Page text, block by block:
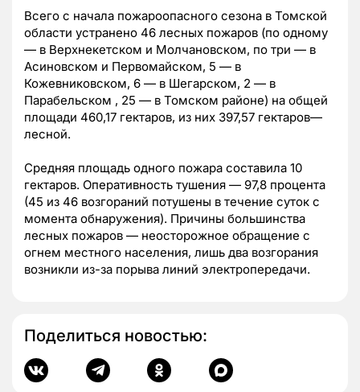
Всего с начала пожароопасного сезона в Томской
области устранено 46 лесных пожаров (по одному
— в Верхнекетском и Молчановском, по три — в
Асиновском и Первомайском, 5 — в
Кожевниковском, 6 — в Шегарском, 2 — в
Парабельском , 25 — в Томском районе) на общей
площади 460,17 гектаров, из них 397,57 гектаров—
лесной.
Средняя площадь одного пожара составила 10
гектаров. Оперативность тушения — 97,8 процента
(45 из 46 возгораний потушены в течение суток с
момента обнаружения). Причины большинства
лесных пожаров — неосторожное обращение с
огнем местного населения, лишь два возгорания
возникли из-за порыва линий электропередачи.
Поделиться новостью: